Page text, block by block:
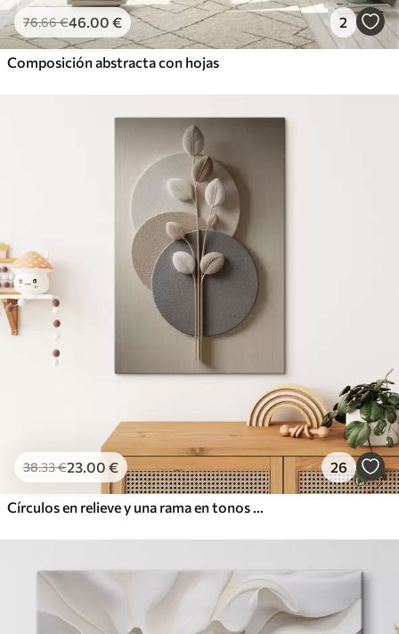
76.66€46.00 € 2
Composición abstracta con hojas
38.33€23.00 € 26
Círculos en relieve y una rama en tonos neutros cálidos